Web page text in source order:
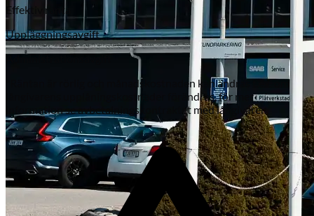
Effektiv ränta
Uppläggningsavgift
Administrationsavgift
*Räntan är rörlig och månadskostnaden kan ändras t.ex. om
långivarens upplåningskostnader förändras, för mer
information se avbetalningskontraktet med långivaren.